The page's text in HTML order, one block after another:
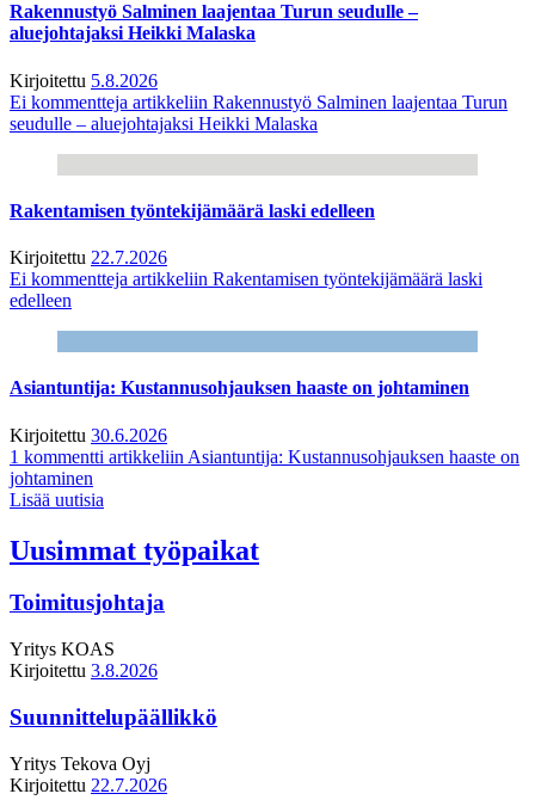
Rakennustyö Salminen laajentaa Turun seudulle –
aluejohtajaksi Heikki Malaska
Kirjoitettu 5.8.2026
Ei kommentteja artikkeliin Rakennustyö Salminen laajentaa Turun
seudulle – aluejohtajaksi Heikki Malaska
Rakentamisen työntekijämäärä laski edelleen
Kirjoitettu 22.7.2026
Ei kommentteja artikkeliin Rakentamisen työntekijämäärä laski
edelleen
Asiantuntija: Kustannusohjauksen haaste on johtaminen
Kirjoitettu 30.6.2026
1 kommentti artikkeliin Asiantuntija: Kustannusohjauksen haaste on
johtaminen
Lisää uutisia
Uusimmat työpaikat
Toimitusjohtaja
Yritys KOAS
Kirjoitettu 3.8.2026
Suunnittelupäällikkö
Yritys Tekova Oyj
Kirjoitettu 22.7.2026